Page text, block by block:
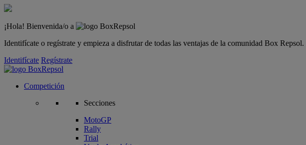
¡Hola! Bienvenida/o a
Identifícate o regístrate y empieza a disfrutar de todas las ventajas de la comunidad Box Repsol.
Identifícate Regístrate
Competición
Secciones
MotoGP
Rally
Trial